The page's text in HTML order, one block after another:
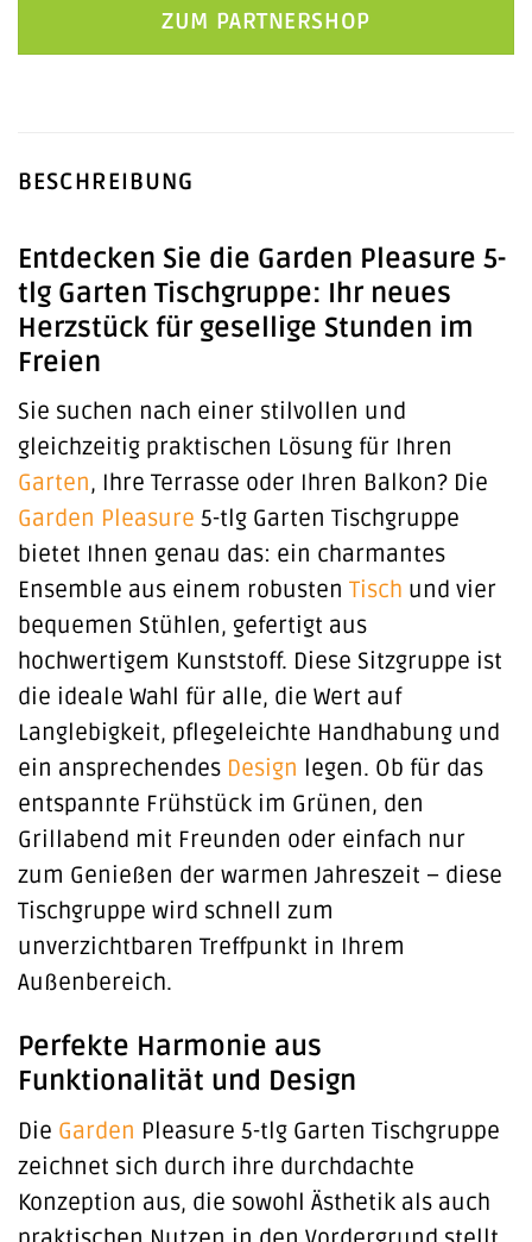
ZUM PARTNERSHOP
BESCHREIBUNG
Entdecken Sie die Garden Pleasure 5-
tlg Garten Tischgruppe: Ihr neues
Herzstück für gesellige Stunden im
Freien
Sie suchen nach einer stilvollen und
gleichzeitig praktischen Lösung für Ihren
Garten, Ihre Terrasse oder Ihren Balkon? Die
Garden Pleasure 5-tlg Garten Tischgruppe
bietet Ihnen genau das: ein charmantes
Ensemble aus einem robusten Tisch und vier
bequemen Stühlen, gefertigt aus
hochwertigem Kunststoff. Diese Sitzgruppe ist
die ideale Wahl für alle, die Wert auf
Langlebigkeit, pflegeleichte Handhabung und
ein ansprechendes Design legen. Ob für das
entspannte Frühstück im Grünen, den
Grillabend mit Freunden oder einfach nur
zum Genießen der warmen Jahreszeit – diese
Tischgruppe wird schnell zum
unverzichtbaren Treffpunkt in Ihrem
Außenbereich.
Perfekte Harmonie aus
Funktionalität und Design
Die Garden Pleasure 5-tlg Garten Tischgruppe
zeichnet sich durch ihre durchdachte
Konzeption aus, die sowohl Ästhetik als auch